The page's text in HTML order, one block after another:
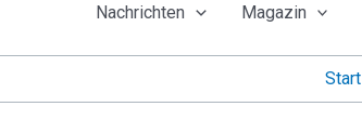
Nachrichten Magazin
Start